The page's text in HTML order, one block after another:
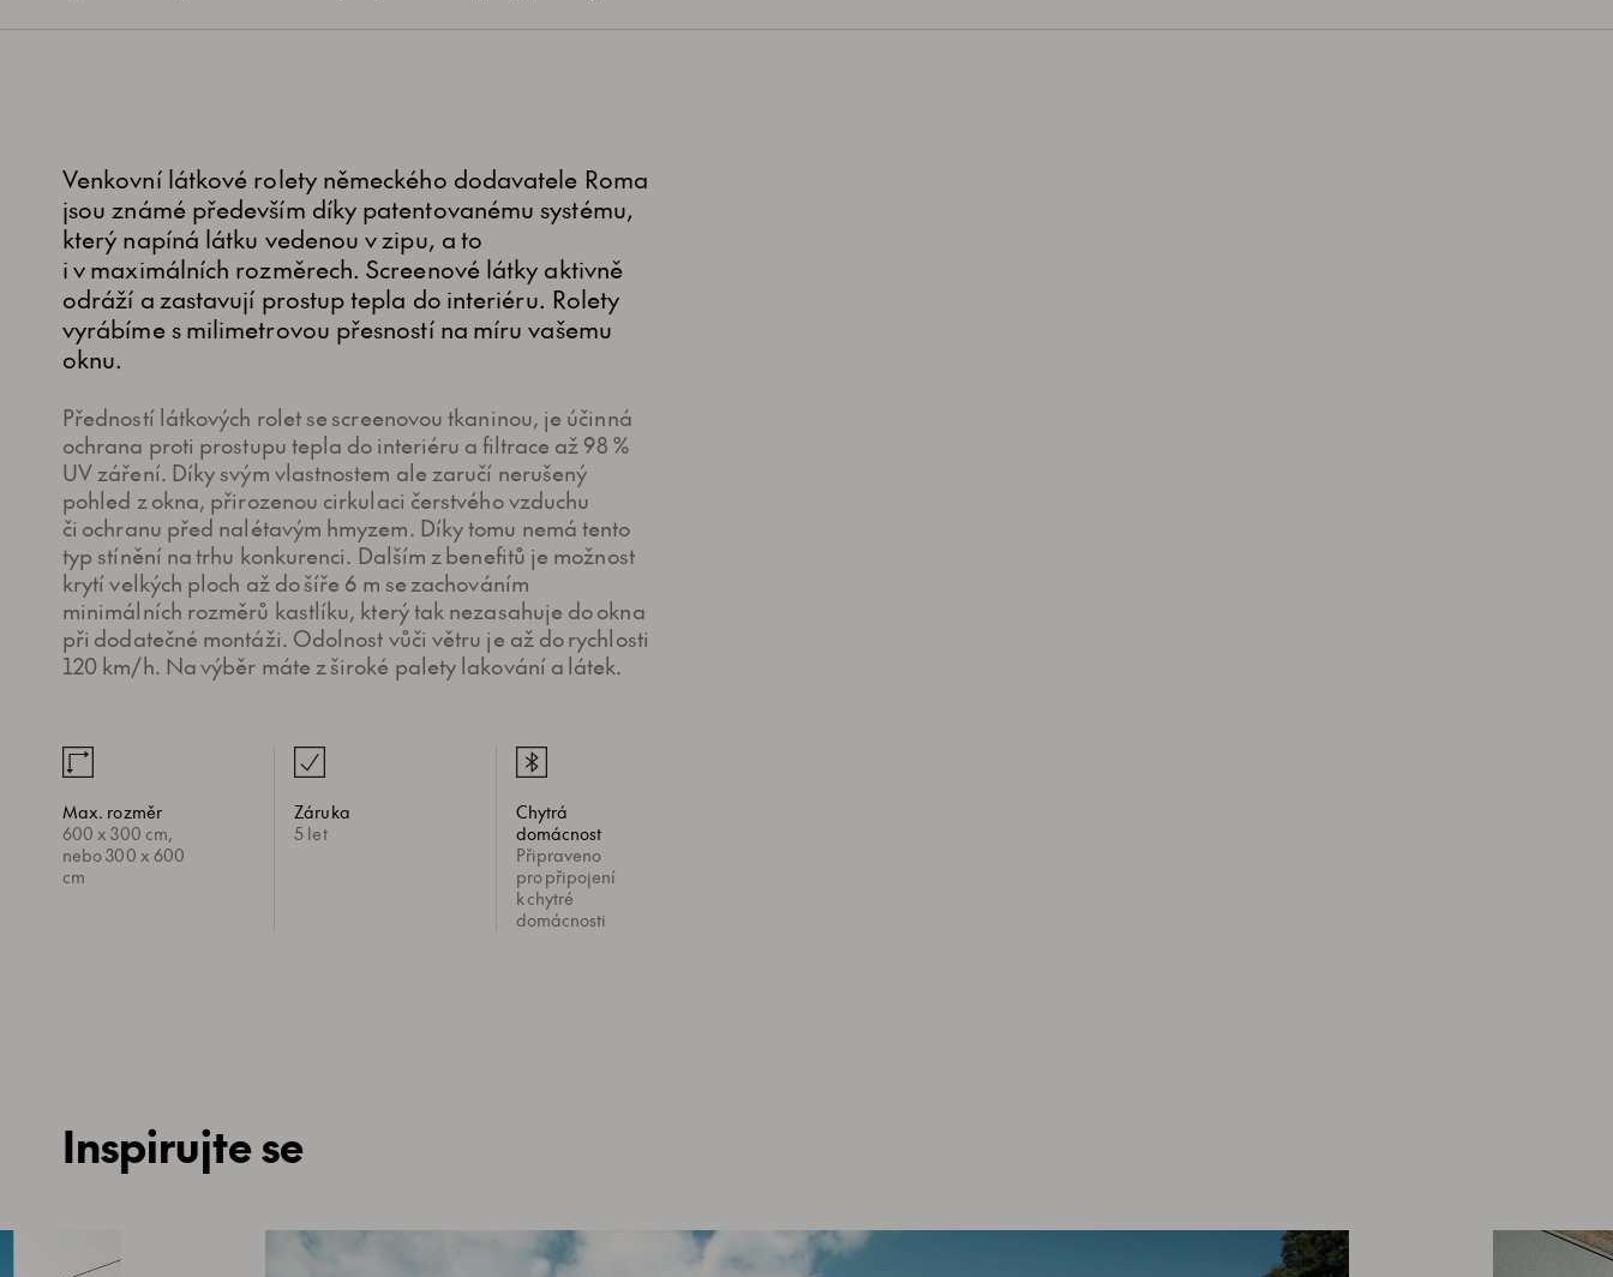
Venkovní látkové rolety německého dodavatele Roma
jsou známé především díky patentovanému systému,
který napíná látku vedenou v zipu, a to
i v maximálních rozměrech. Screenové látky aktivně
odráží a zastavují prostup tepla do interiéru. Rolety
vyrábíme s milimetrovou přesností na míru vašemu
oknu.
Předností látkových rolet se screenovou tkaninou, je účinná
ochrana proti prostupu tepla do interiéru a filtrace až 98 %
UV záření. Díky svým vlastnostem ale zaručí nerušený
pohled z okna, přirozenou cirkulaci čerstvého vzduchu
či ochranu před nalétavým hmyzem. Díky tomu nemá tento
typ stínění na trhu konkurenci. Dalším z benefitů je možnost
krytí velkých ploch až do šíře 6 m se zachováním
minimálních rozměrů kastlíku, který tak nezasahuje do okna
při dodatečné montáži. Odolnost vůči větru je až do rychlosti
120 km/h. Na výběr máte z široké palety lakování a látek.
Max. rozměr
600 x 300 cm,
nebo 300 x 600
cm
Záruka
5 let
Chytrá
domácnost
Připraveno
pro připojení
k chytré
domácnosti
Inspirujte se